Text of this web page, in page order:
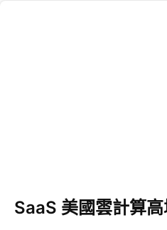
SaaS 美國雲計算